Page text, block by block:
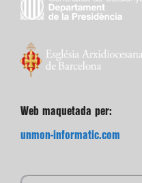
Web maquetada per:
unmon-informatic.com